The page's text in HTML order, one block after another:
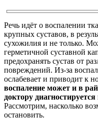
Речь идёт о воспалении
крупных суставов, в
сухожилия и не только.
герметичной суставной
предохранять сустав от
повреждений. Из-за
ослабевает и приводит к
воспаление может и в
доктору
Рассмотрим, насколько
остановить.